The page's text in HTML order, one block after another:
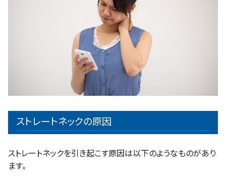
ストレートネックの原因
ストレートネックを引き起こす原因は以下のようなものがあり
ます。